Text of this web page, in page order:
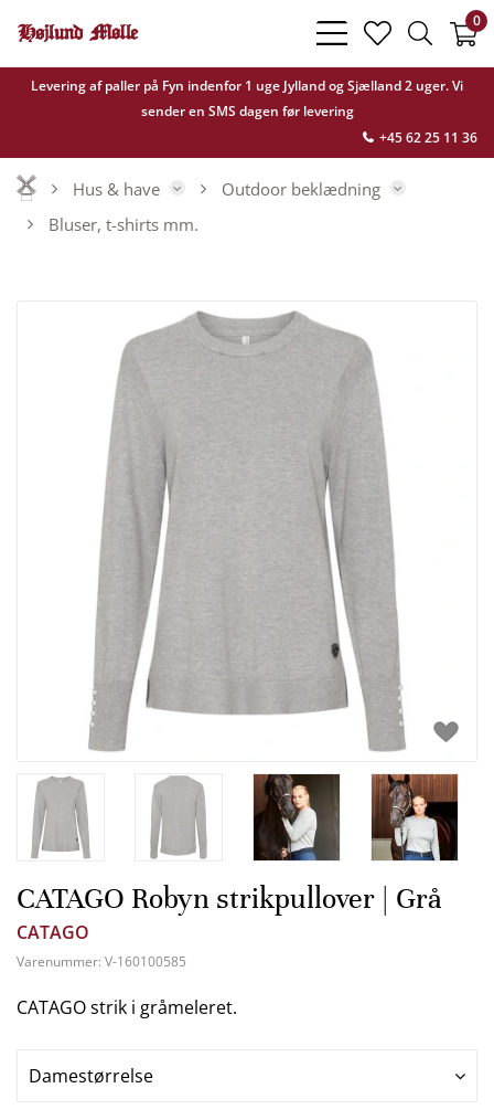
Levering af paller på Fyn indenfor 1 uge Jylland og Sjælland 2 uger. Vi
sender en SMS dagen før levering
+45 62 25 11 36
bars
light
heart
light
search
light
0
Hus & have
Outdoor beklædning
Bluser, t-shirts mm.
CATAGO Robyn strikpullover | Grå
CATAGO
Varenummer: V-160100585
CATAGO strik i gråmeleret.
Damestørrelse